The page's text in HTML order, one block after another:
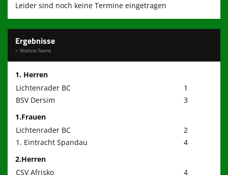
Leider sind noch keine Termine eingetragen
Ergebnisse
Weitere Teams
1. Herren
Lichtenrader BC
1
BSV Dersim
3
1.Frauen
Lichtenrader BC
2
1. Eintracht Spandau
4
2.Herren
CSV Afrisko
4